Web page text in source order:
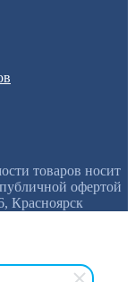
товаров носит
офертой
Красноярск